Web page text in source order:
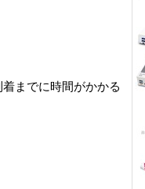
までに時間がかかる